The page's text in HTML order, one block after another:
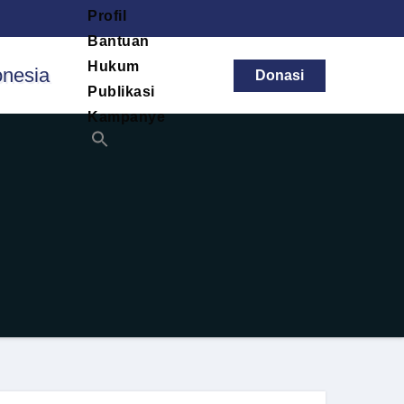
Profil
Bantuan
Hukum
Publikasi
Kampanye
Donasi